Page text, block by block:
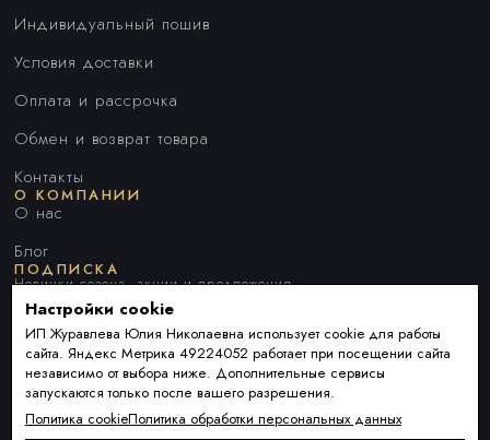
Индивидуальный пошив
Условия доставки
Оплата и рассрочка
Обмен и возврат товара
Контакты
О КОМПАНИИ
О нас
Блог
ПОДПИСКА
Новинки сезона, акции и предложения
Я ДАЮ СОГЛАСИЕ НА ОБРАБОТКУ ПЕРСОНАЛЬНЫХ ДАННЫХ И
СОГЛАШАЮСЬ СПОЛИТИКОЙ ОБРАБОТКИ ПЕРСОНАЛЬНЫХ
ДАННЫХ
Настройки cookie
ИП Журавлева Юлия Николаевна использует cookie для работы
сайта. Яндекс Метрика 49224052 работает при посещении сайта
независимо от выбора ниже. Дополнительные сервисы
запускаются только после вашего разрешения.
Политика cookieПолитика обработки персональных данных